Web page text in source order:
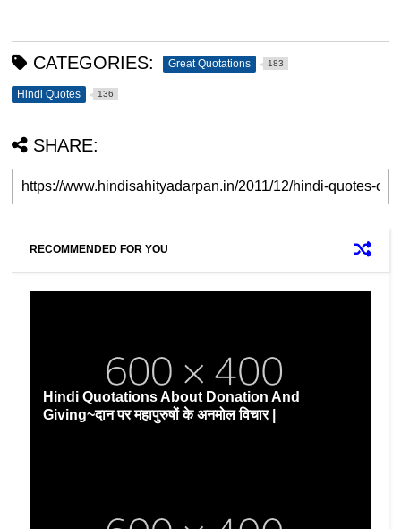
CATEGORIES: Great Quotations 183
Hindi Quotes 136
SHARE:
RECOMMENDED FOR YOU
Hindi Quotations About Donation And
Giving~दान पर महापुरुषों के अनमोल विचार |